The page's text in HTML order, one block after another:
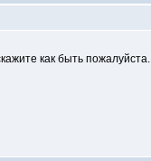
как быть пожалуйста.